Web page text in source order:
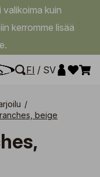
kuin
kerromme lisää
FI / SV
/
beige